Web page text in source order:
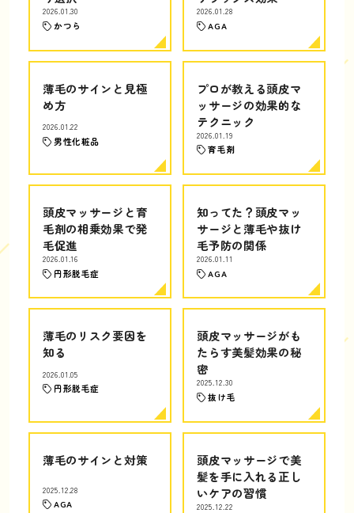
2026.01.30
かつら
2026.01.28
AGA
薄毛のサインと見極
め方
2026.01.22
男性化粧品
プロが教える頭皮マ
ッサージの効果的な
テクニック
2026.01.19
育毛剤
頭皮マッサージと育
毛剤の相乗効果で発
毛促進
2026.01.16
円形脱毛症
知ってた？頭皮マッ
サージと薄毛や抜け
毛予防の関係
2026.01.11
AGA
薄毛のリスク要因を
知る
2026.01.05
円形脱毛症
頭皮マッサージがも
たらす美髪効果の秘
密
2025.12.30
抜け毛
薄毛のサインと対策
2025.12.28
AGA
頭皮マッサージで美
髪を手に入れる正し
いケアの習慣
2025.12.22